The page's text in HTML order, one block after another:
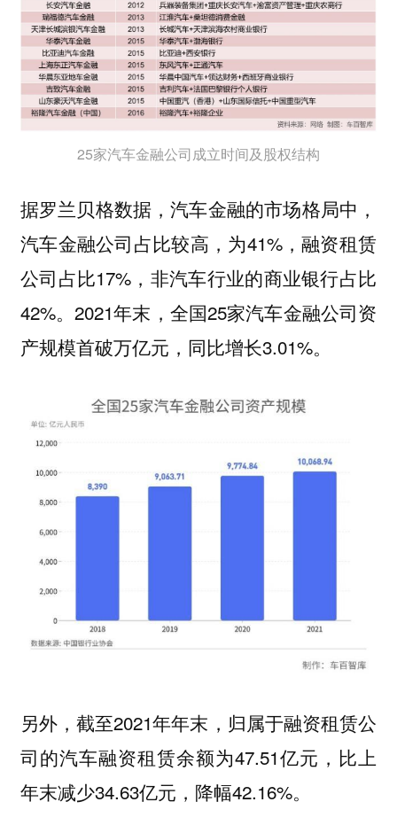
25家汽车金融公司成立时间及股权结构
据罗兰贝格数据，汽车金融的市场格局中，
汽车金融公司占比较高，为41%，融资租赁
公司占比17%，非汽车行业的商业银行占比
42%。2021年末，全国25家汽车金融公司资
产规模首破万亿元，同比增长3.01%。
另外，截至2021年年末，归属于融资租赁公
司的汽车融资租赁余额为47.51亿元，比上
年末减少34.63亿元，降幅42.16%。